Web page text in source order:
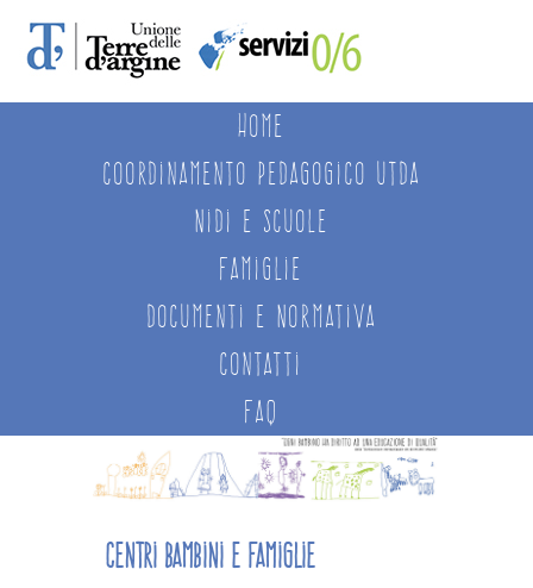
Home
coordinamento pedagogico utda
Nidi e Scuole
Famiglie
Documenti e Normativa
Contatti
FAQ
Centri Bambini e Famiglie